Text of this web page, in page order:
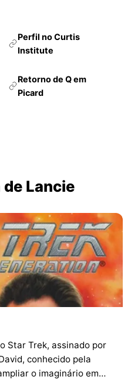
Perfil no Curtis
Institute
Retorno de Q em
Picard
Lancie
Star Trek, assinado por
conhecido pela
o imaginário em